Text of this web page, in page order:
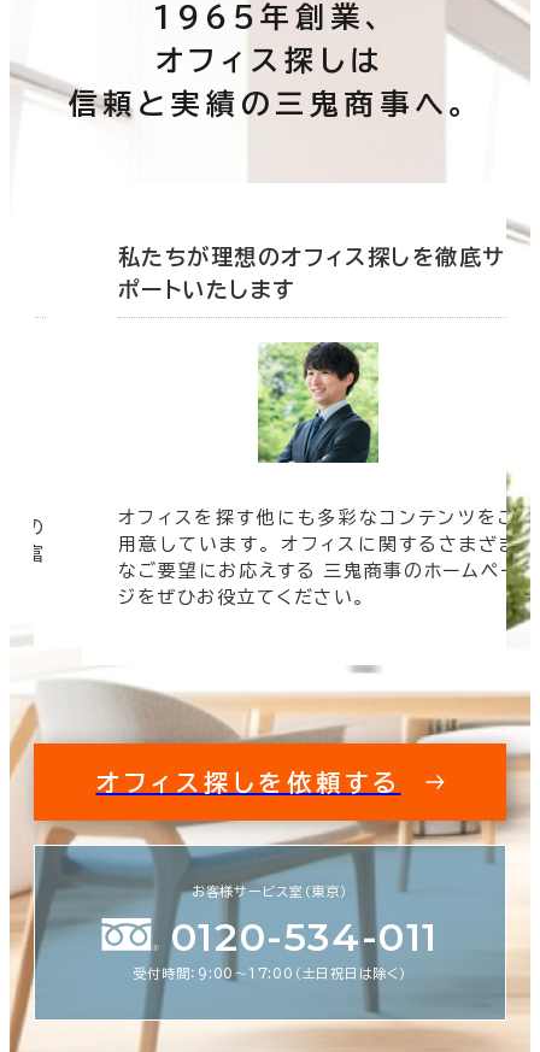
1965年創業、
オフィス探しは
信頼と実績の三鬼商事へ。
の
豊富
私たちが理想のオフィス探しを徹底サ
ポートいたします
オフィスを探す他にも多彩なコンテンツをご
用意しています。 オフィスに関するさまざま
なご要望にお応えする 三鬼商事のホームペー
ジをぜひお役立てください。
オフィス探しを依頼する
お客様サービス室（東京）
0120-534-011
受付時間：9:00〜17:00（土日祝日は除く）